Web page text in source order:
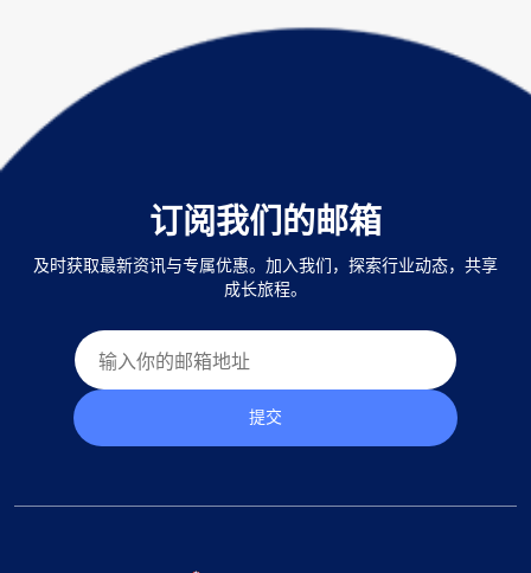
订阅我们的邮箱
及时获取最新资讯与专属优惠。加入我们，探索行业动态，共享
成长旅程。
提交